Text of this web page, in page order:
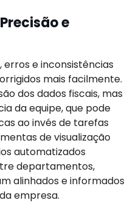
e
erros e inconsistências
mais facilmente.
dos dados fiscais, mas
da equipe, que pode
ao invés de tarefas
de visualização
automatizados
departamentos,
alinhados e informados
empresa.